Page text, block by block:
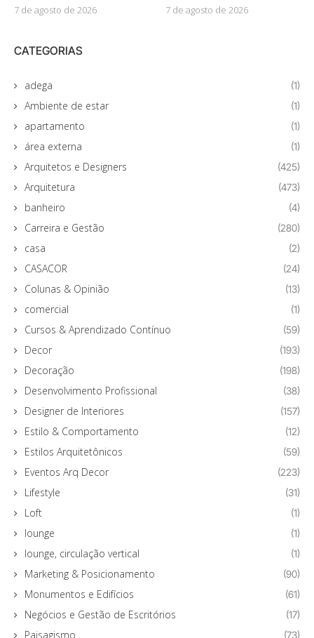
7 de agosto de 2026 7 de agosto de 2026
CATEGORIAS
adega (1)
Ambiente de estar (1)
apartamento (1)
área externa (1)
Arquitetos e Designers (425)
Arquitetura (473)
banheiro (4)
Carreira e Gestão (280)
casa (2)
CASACOR (24)
Colunas & Opinião (13)
comercial (1)
Cursos & Aprendizado Contínuo (59)
Decor (193)
Decoração (198)
Desenvolvimento Profissional (38)
Designer de Interiores (157)
Estilo & Comportamento (12)
Estilos Arquitetônicos (59)
Eventos Arq Decor (223)
Lifestyle (31)
Loft (1)
lounge (1)
lounge, circulação vertical (1)
Marketing & Posicionamento (90)
Monumentos e Edifícios (61)
Negócios e Gestão de Escritórios (17)
Paisagismo (73)